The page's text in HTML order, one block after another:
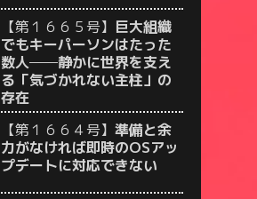
【第１６６５号】 巨大組織
でもキーパーソンはたった
数人──静かに世界を支え
る「気づかれない主柱」の
存在
【第１６６４号】 準備と余
力がなければ即時のOSアッ
プデートに対応できない